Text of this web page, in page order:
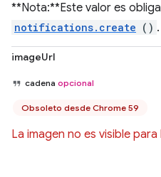
**Nota:**Este valor es
notifications.create () .
imageUrl
cadena opcional
Obsoleto desde Chrome 59
La imagen no es visible